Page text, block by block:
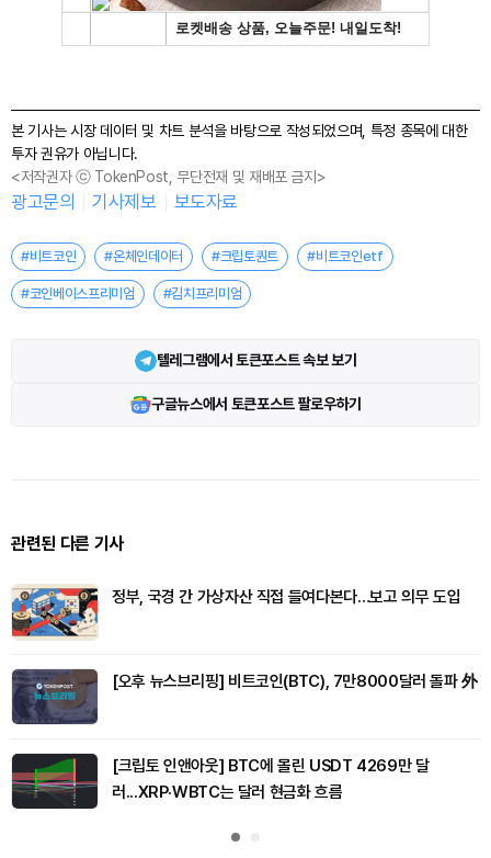
본 기사는 시장 데이터 및 차트 분석을 바탕으로 작성되었으며, 특정 종목에 대한
투자 권유가 아닙니다.
<저작권자 ⓒ TokenPost, 무단전재 및 재배포 금지>
광고문의 기사제보 보도자료
#비트코인 #온체인데이터 #크립토퀀트 #비트코인etf
#코인베이스프리미엄 #김치프리미엄
텔레그램에서 토큰포스트 속보 보기
구글뉴스에서 토큰포스트 팔로우하기
관련된 다른 기사
정부, 국경 간 가상자산 직접 들여다본다…보고 의무 도입
[오후 뉴스브리핑] 비트코인(BTC), 7만8000달러 돌파 外
[크립토 인앤아웃] BTC에 몰린 USDT 4269만 달
러...XRP·WBTC는 달러 현금화 흐름